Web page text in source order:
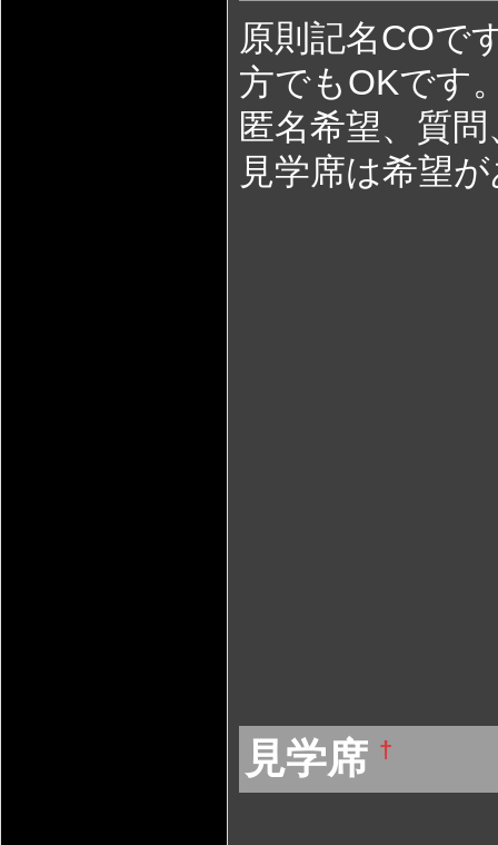
原則記名COで
方でもOKです
匿名希望、質
見学席は希望
見学席 †